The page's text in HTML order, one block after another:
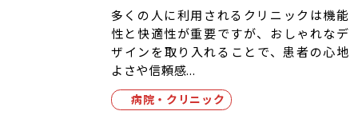
多くの人に利用されるクリニックは機能
性と快適性が重要ですが、おしゃれなデ
ザインを取り入れることで、患者の心地
よさや信頼感...
病院・クリニック